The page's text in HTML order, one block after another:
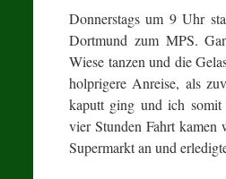
Donnerstags um 9 Uhr
Dortmund zum MPS.
Wiese tanzen und die
holprigere Anreise, als
kaputt ging und ich somit
vier Stunden Fahrt kamen
Supermarkt an und